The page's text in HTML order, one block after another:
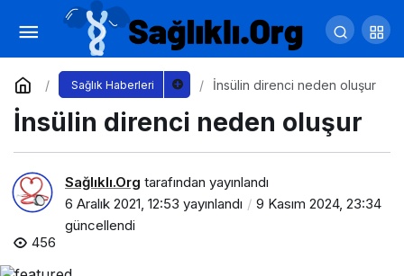
Sağlık Haberleri İnsülin direnci neden oluşur
İnsülin direnci neden oluşur
Sağlıklı.Org tarafından yayınlandı
6 Aralık 2021, 12:53 yayınlandı
9 Kasım 2024, 23:34
güncellendi
456
Boyun Ağrısı Sebepleri Nelerdir?
Yorum Yap Paylaş